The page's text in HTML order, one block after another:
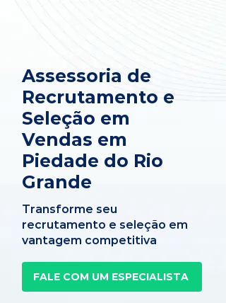
Assessoria de
Recrutamento e
Seleção em
Vendas em
Piedade do Rio
Grande
Transforme seu
recrutamento e seleção em
vantagem competitiva
FALE COM UM ESPECIALISTA